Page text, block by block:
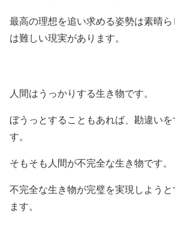
最高の理想を追い求める姿勢は素晴
は難しい現実があります。
人間はうっかりする生き物です。
ぼうっとすることもあれば、勘違いを
す。
そもそも人間が不完全な生き物です。
不完全な生き物が完璧を実現しようと
ます。